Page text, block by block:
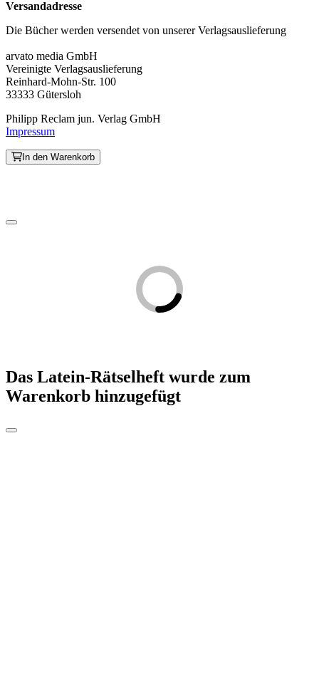
Versandadresse
Die Bücher werden versendet von unserer Verlagsauslieferung
arvato media GmbH
Vereinigte Verlagsauslieferung
Reinhard-Mohn-Str. 100
33333 Gütersloh
Philipp Reclam jun. Verlag GmbH
Impressum
In den Warenkorb
Das Latein-Rätselheft wurde zum
Warenkorb hinzugefügt